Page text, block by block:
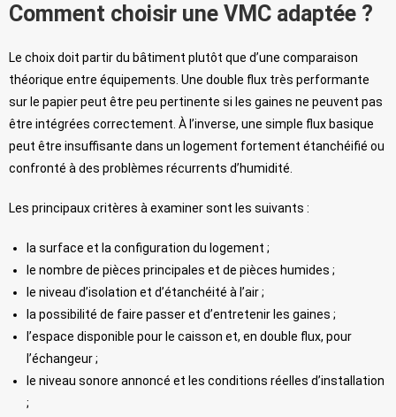
Comment choisir une VMC adaptée ?
Le choix doit partir du bâtiment plutôt que d’une comparaison
théorique entre équipements. Une double flux très performante
sur le papier peut être peu pertinente si les gaines ne peuvent pas
être intégrées correctement. À l’inverse, une simple flux basique
peut être insuffisante dans un logement fortement étanchéifié ou
confronté à des problèmes récurrents d’humidité.
Les principaux critères à examiner sont les suivants :
la surface et la configuration du logement ;
le nombre de pièces principales et de pièces humides ;
le niveau d’isolation et d’étanchéité à l’air ;
la possibilité de faire passer et d’entretenir les gaines ;
l’espace disponible pour le caisson et, en double flux, pour
l’échangeur ;
le niveau sonore annoncé et les conditions réelles d’installation
;